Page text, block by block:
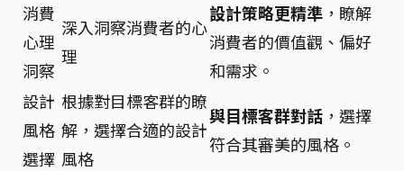
消費
心理
洞察
深入洞察消費者的心
理
設計策略更精準 ，瞭解
消費者的價值觀、偏好
和需求。
設計
風格
選擇
根據對目標客群的瞭
解，選擇合適的設計
風格
與目標客群對話 ，選擇
符合其審美的風格。